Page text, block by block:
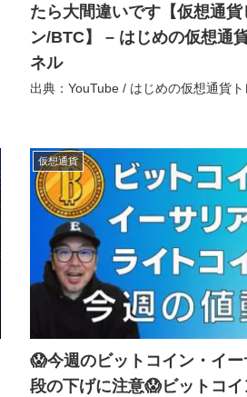
たら大間違いです【仮想通貨
ン/BTC】 – はじめの仮想通
ネル
出典：YouTube / はじめの仮想通貨
仮想通貨
😱今週のビットコイン・イ
段の下げに注意😱ビットコ